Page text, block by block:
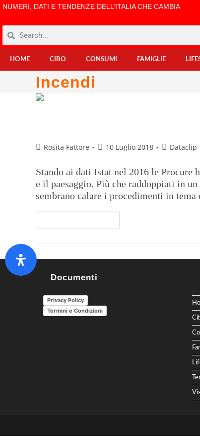
NUMERI, DATI E TENDENZE DELL’ITALIA CHE CAMBIA
HOME CIBO CONSUMI FAMIGLIE
Incendi
Rosita Fattore 10 Luglio 2018 Dataclip
Stando ai dati Istat nel 2016 le Procure
e il paesaggio. Più che raddoppiati in
sembrano calare i procedimenti in
Documenti
Privacy Policy
Termini e Condizioni